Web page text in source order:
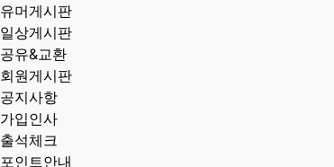
유머게시판
일상게시판
공유&교환
회원게시판
공지사항
가입인사
출석체크
포인트안내